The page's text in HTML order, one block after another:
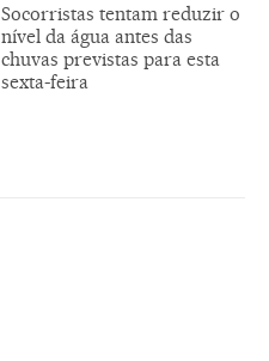
Socorristas tentam reduzir o
nível da água antes das
chuvas previstas para esta
sexta-feira